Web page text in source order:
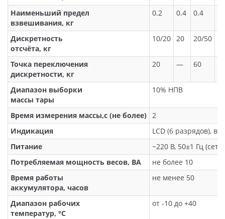
Наименьший предел
взвешивания, кг
0.2 0.4 0.4
Дискретность
отсчёта, кг
10/20 20 20/50
Точка переключения
дискретности, кг
20 — 60
Диапазон выборки
массы тары
10% НПВ
Время измерения массы,с (не более) 2
Индикация
LCD (6 разрядов),
Питание
~220 B, 50±1 Гц
Потребляемая мощность весов, ВА
не более 10
Время работы
аккумулятора, часов
не менее 50
Диапазон рабочих
температур, °C
от -10 до +40